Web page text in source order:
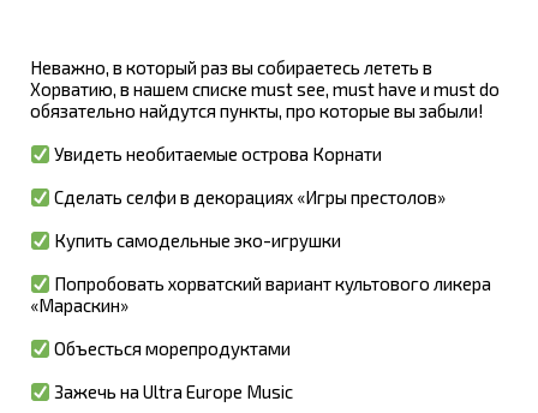
Неважно, в который раз вы собираетесь лететь в
Хорватию, в нашем списке must see, must have и must do
обязательно найдутся пункты, про которые вы забыли!
Увидеть необитаемые острова Корнати
Сделать селфи в декорациях «Игры престолов»
Купить самодельные эко-игрушки
Попробовать хорватский вариант культового ликера
«Мараскин»
Объесться морепродуктами
Зажечь на Ultra Europe Music